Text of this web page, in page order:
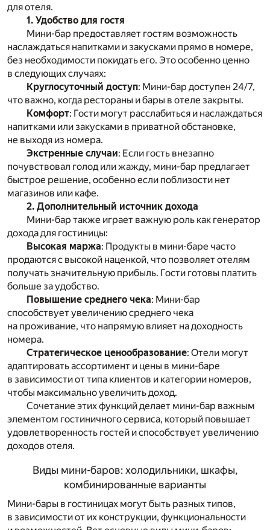
для отеля.
1. Удобство для гостя
Мини-бар предоставляет гостям возможность
наслаждаться напитками и закусками прямо в номере,
без необходимости покидать его. Это особенно ценно
в следующих случаях:
Круглосуточный доступ: Мини-бар доступен 24/7,
что важно, когда рестораны и бары в отеле закрыты.
Комфорт: Гости могут расслабиться и наслаждаться
напитками или закусками в приватной обстановке,
не выходя из номера.
Экстренные случаи: Если гость внезапно
почувствовал голод или жажду, мини-бар предлагает
быстрое решение, особенно если поблизости нет
магазинов или кафе.
2. Дополнительный источник дохода
Мини-бар также играет важную роль как генератор
дохода для гостиницы:
Высокая маржа: Продукты в мини-баре часто
продаются с высокой наценкой, что позволяет отелям
получать значительную прибыль. Гости готовы платить
больше за удобство.
Повышение среднего чека: Мини-бар
способствует увеличению среднего чека
на проживание, что напрямую влияет на доходность
номера.
Стратегическое ценообразование: Отели могут
адаптировать ассортимент и цены в мини-баре
в зависимости от типа клиентов и категории номеров,
чтобы максимально увеличить доход.
Сочетание этих функций делает мини-бар важным
элементом гостиничного сервиса, который повышает
удовлетворенность гостей и способствует увеличению
доходов отеля.
Виды мини-баров: холодильники, шкафы,
комбинированные варианты
Мини-бары в гостиницах могут быть разных типов,
в зависимости от их конструкции, функциональности